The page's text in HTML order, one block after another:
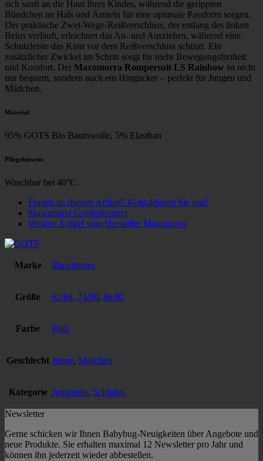
sich sanft an die Haut Ihres Kindes, während die gerippten
Bündchen an Hals und Ärmeln für eine optimale Passform sorgen.
Der praktische Zwei-Wege-Reißverschluss, der entlang des linken
Beins verläuft, erleichtert das An- und Ausziehen, während eine
Schutzleiste das Kinn vor dem Reißverschluss schützt. Ein
zusätzlicher Zwickel im Schritt sorgt für mehr Bewegungsfreiheit
und Komfort. Der Maxomorra Rompersuit LS Rainbow ist nicht
nur bequem, sondern auch ein Hingucker – perfekt für Jungen und
Mädchen.
Material
95% GOTS Bio Baumwolle, 5% Elasthan
Pflegehinweis
Waschbar bei 40°C.
Fragen zu diesem Artikel? Kontaktieren Sie uns!
Maxomorra Größenberater
Weitere Artikel vom Hersteller Maxomorra
Marke Maxomorra
Größe 62/68, 74/80, 86/92
Farbe Blau
Geschlecht Junge, Mädchen
Kategorie Jumpsuits, Schlafen
Newsletter
Gerne schicken wir Ihnen Babybug-Neuigkeiten über Angebote und
neue Produkte. Sie erhalten maximal 12 Newsletter pro Jahr und
können ihn jederzeit wieder abbestellen.